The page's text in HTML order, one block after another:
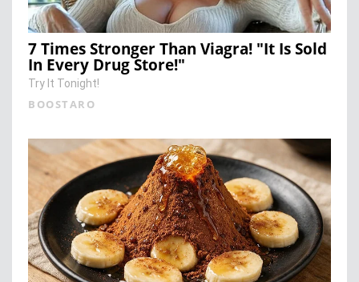
7 Times Stronger Than Viagra! "It Is Sold
In Every Drug Store!"
Try It Tonight!
BOOSTARO